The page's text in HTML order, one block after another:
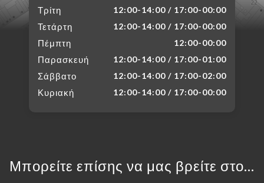
Τρίτη 12:00-14:00 / 17:00-00:00
Τετάρτη 12:00-14:00 / 17:00-00:00
Πέμπτη 12:00-00:00
Παρασκευή 12:00-14:00 / 17:00-01:00
Σάββατο 12:00-14:00 / 17:00-02:00
Κυριακή 12:00-14:00 / 17:00-00:00
Μπορείτε επίσης να μας βρείτε στο...